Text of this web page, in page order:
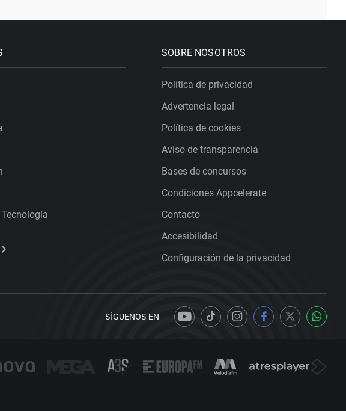
SOBRE NOSOTROS
Política de privacidad
Advertencia legal
Política de cookies
Aviso de transparencia
Bases de concursos
Condiciones Appcelerate
Contacto
Accesibilidad
Configuración de la privacidad
SÍGUENOS EN